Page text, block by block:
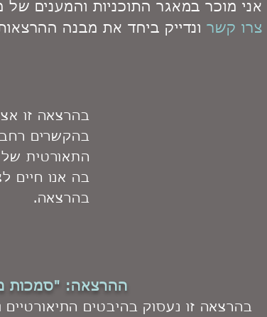
אני מוכר במאגר התוכניות והמענים של
צרו קשרונדייק ביחד את מבנה
בהרצאה זו
בהקשרים
התאורטית
בה אנו חיים
בהרצאה.
ההרצאה: "סמכות
בהרצאה זו נעסוק בהיבטים